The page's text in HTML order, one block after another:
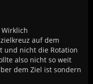
auf dem
und nicht die Rotation
also nicht so weit
dem Ziel ist sondern